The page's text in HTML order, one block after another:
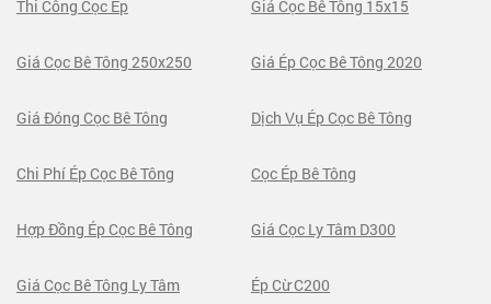
Thi Công Cọc Ép Giá Cọc Bê Tông 15x15
Giá Cọc Bê Tông 250x250 Giá Ép Cọc Bê Tông 2020
Giá Đóng Cọc Bê Tông Dịch Vụ Ép Cọc Bê Tông
Chi Phí Ép Cọc Bê Tông Cọc Ép Bê Tông
Hợp Đồng Ép Cọc Bê Tông Giá Cọc Ly Tâm D300
Giá Cọc Bê Tông Ly Tâm Ép Cừ C200